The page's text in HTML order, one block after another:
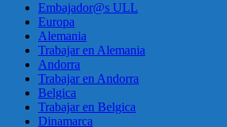
Embajador@s ULL
Europa
Alemania
Trabajar en Alemania
Andorra
Trabajar en Andorra
Belgica
Trabajar en Belgica
Dinamarca